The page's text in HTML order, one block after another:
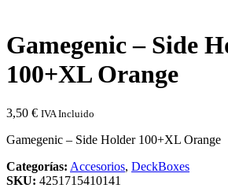
Gamegenic – Side
100+XL Orange
3,50 € IVA Incluido
Gamegenic – Side Holder 100+XL Orange
Categorías: Accesorios, DeckBoxes
SKU: 4251715410141